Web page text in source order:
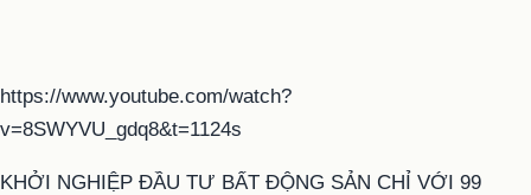
https://www.youtube.com/watch?
v=8SWYVU_gdq8&t=1124s
KHỞI NGHIỆP ĐẦU TƯ BẤT ĐỘNG SẢN CHỈ VỚI 99